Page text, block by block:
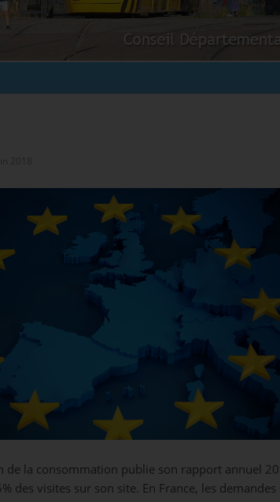
de la consommation publie son rapport annuel
des visites sur son site. En France, les